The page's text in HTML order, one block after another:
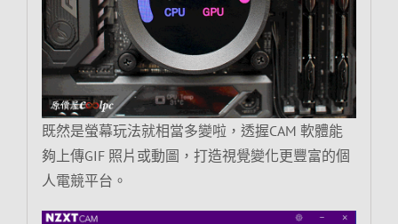
既然是螢幕玩法就相當多變啦，透握CAM 軟體能
夠上傳GIF 照片或動圖，打造視覺變化更豐富的個
人電競平台。